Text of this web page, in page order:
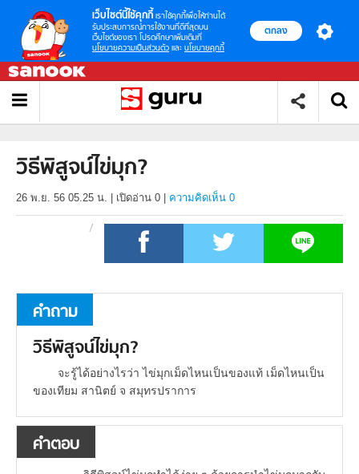
เว็บไซต์นี้ใช้คุกกี้ เราใช้คุกกี้เพื่อให้ท่านได้
รับประสบการณ์การใช้งานที่ดีที่สุดบน
เว็บไซต์ของเรา โปรดศึกษาเพิ่มเติมที่
นโยบายความเป็นส่วนตัว และ นโยบายคุกกี้
ตกลง
วิธีพิสูจน์ไข่มุก?
26 พ.ย. 56 05.25 น. เปิดอ่าน 0 ความคิดเห็น 0
คำถาม
วิธีพิสูจน์ไข่มุก?
จะรู้ได้อย่างไรว่า ไข่มุกเม็ดไหนเป็นของแท้ เม็ดไหนเป็น
ของเทียม สานิตย์ จ สมุทรปราการ
คำตอบ